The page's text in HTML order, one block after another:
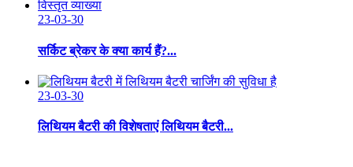
23-03-30
सर्किट ब्रेकर के क्या कार्य हैं?...
23-03-30
लिथियम बैटरी की विशेषताएं लिथियम बैटरी...